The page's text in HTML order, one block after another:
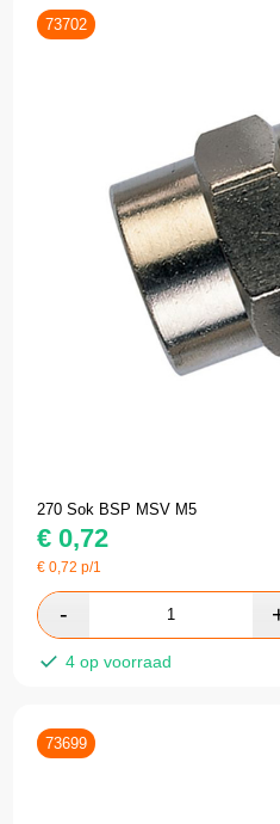
73702
270 Sok BSP MSV M5
€ 0,72
€0,72 p/1
4 op voorraad
73699